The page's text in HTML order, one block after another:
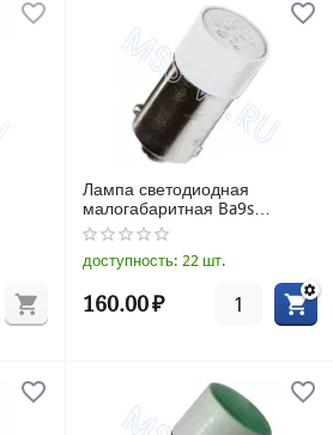
Лампа светодиодная
малогабаритная Ba9s
10*28mm
доступность: 22 шт.
160.00₽